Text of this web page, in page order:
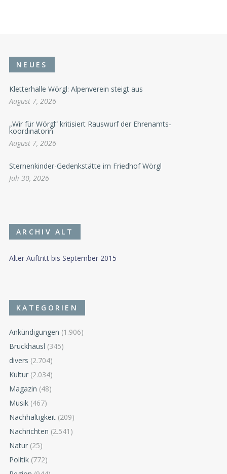
NEUES
Kletterhalle Wörgl: Alpenverein steigt aus
August 7, 2026
„Wir für Wörgl“ kritisiert Rauswurf der Ehrenamts-
koordinatorin
August 7, 2026
Sternenkinder-Gedenkstätte im Friedhof Wörgl
Juli 30, 2026
ARCHIV ALT
Alter Auftritt bis September 2015
KATEGORIEN
Ankündigungen (1.906)
Bruckhäusl (345)
divers (2.704)
Kultur (2.034)
Magazin (48)
Musik (467)
Nachhaltigkeit (209)
Nachrichten (2.541)
Natur (25)
Politik (772)